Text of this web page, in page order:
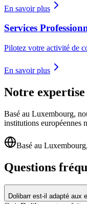
En savoir plus
Services
Pilotez votre activité de
En savoir plus
Notre
Basé au Luxembourg,
institutions européennes
Basé au
Questions
Dolibarr est-il adapté aux